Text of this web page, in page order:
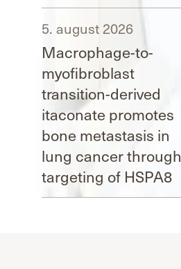
5. august 2026
Macrophage-to-
myofibroblast
transition-derived
itaconate promotes
bone metastasis in
lung cancer through
targeting of HSPA8